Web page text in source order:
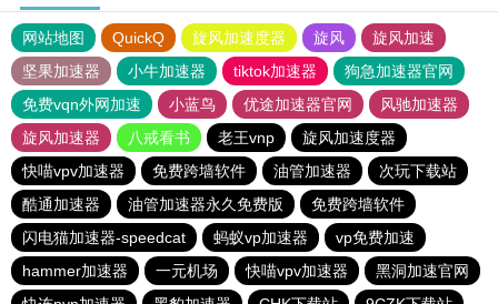
网站地图 QuickQ 旋风加速度器 旋风
旋风加速
坚果加速器
小牛加速器 tiktok加速器
狗急加速器官网
免费vqn外网加速
小蓝鸟 优途加速器官网
风驰加速器
旋风加速器
八戒看书 老王vnp
旋风加速度器
快喵vpv加速器
免费跨墙软件 油管加速器
次玩下载站
酷通加速器
油管加速器永久免费版
免费跨墙软件
闪电猫加速器-speedcat
蚂蚁vp加速器
vp免费加速
hammer加速器
一元机场 快喵vpv加速器
黑洞加速官网